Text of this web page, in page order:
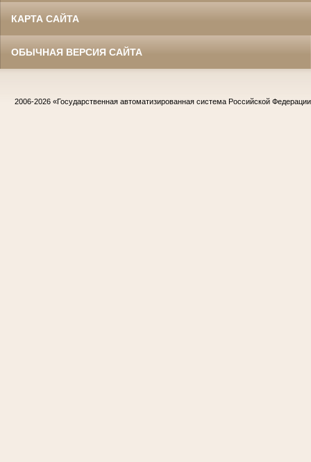
КАРТА САЙТА
ОБЫЧНАЯ ВЕРСИЯ САЙТА
2006-2026 «Государственная автоматизированная система Российской